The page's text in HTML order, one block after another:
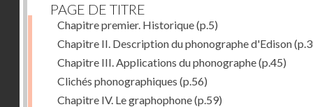
PAGE DE TITRE
Chapitre premier. Historique(p.5)
Chapitre II. Description du phonographe d'Edison
Chapitre III. Applications du phonographe(p.45)
Clichés phonographiques (p.56)
Chapitre IV. Le graphophone(p.59)